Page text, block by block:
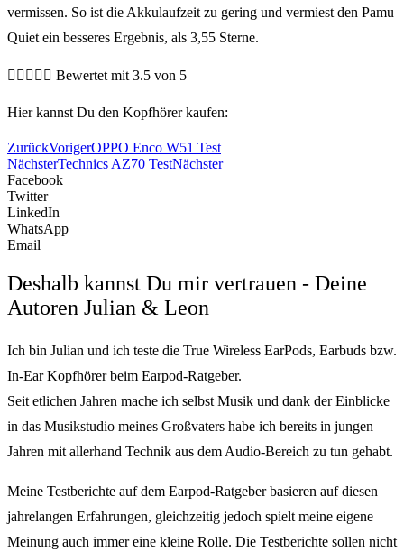
vermissen. So ist die Akkulaufzeit zu gering und vermiest den Pamu
Quiet ein besseres Ergebnis, als 3,55 Sterne.
     Bewertet mit 3.5 von 5
Hier kannst Du den Kopfhörer kaufen:
ZurückVorigerOPPO Enco W51 Test
NächsterTechnics AZ70 TestNächster
Facebook
Twitter
LinkedIn
WhatsApp
Email
Deshalb kannst Du mir vertrauen - Deine
Autoren Julian & Leon
Ich bin Julian und ich teste die True Wireless EarPods, Earbuds bzw.
In-Ear Kopfhörer beim Earpod-Ratgeber.
Seit etlichen Jahren mache ich selbst Musik und dank der Einblicke
in das Musikstudio meines Großvaters habe ich bereits in jungen
Jahren mit allerhand Technik aus dem Audio-Bereich zu tun gehabt.
Meine Testberichte auf dem Earpod-Ratgeber basieren auf diesen
jahrelangen Erfahrungen, gleichzeitig jedoch spielt meine eigene
Meinung auch immer eine kleine Rolle. Die Testberichte sollen nicht